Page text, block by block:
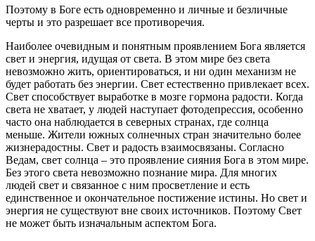
Поэтому в Боге есть одновременно и личные и безличные
черты и это разрешает все противоречия.
Наиболее очевидным и понятным проявлением Бога является
свет и энергия, идущая от света. В этом мире без света
невозможно жить, ориентироваться, и ни один механизм не
будет работать без энергии. Свет естественно привлекает всех.
Свет способствует выработке в мозге гормона радости. Когда
света не хватает, у людей наступает фотодепрессия, особенно
часто она наблюдается в северных странах, где солнца
меньше. Жители южных солнечных стран значительно более
жизнерадостны. Свет и радость взаимосвязаны. Согласно
Ведам, свет солнца – это проявление сияния Бога в этом мире.
Без этого света невозможно познание мира. Для многих
людей свет и связанное с ним просветление и есть
единственное и окончательное постижение истины. Но свет и
энергия не существуют вне своих источников. Поэтому Свет
не может быть изначальным аспектом Бога.